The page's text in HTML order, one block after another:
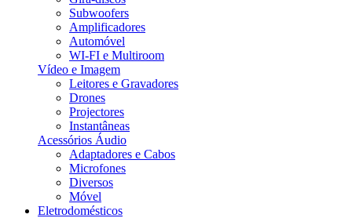
Subwoofers
Amplificadores
Automóvel
WI-FI e Multiroom
Vídeo e Imagem
Leitores e Gravadores
Drones
Projectores
Instantâneas
Acessórios Áudio
Adaptadores e Cabos
Microfones
Diversos
Móvel
Eletrodomésticos